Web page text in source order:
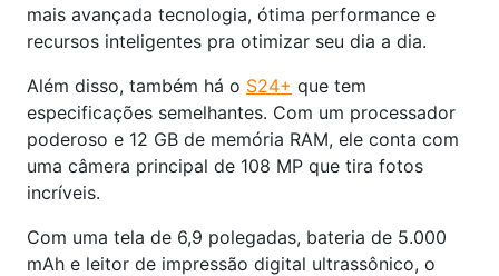
mais avançada tecnologia, ótima performance e
recursos inteligentes pra otimizar seu dia a dia.
Além disso, também há o S24+ que tem
especificações semelhantes. Com um processador
poderoso e 12 GB de memória RAM, ele conta com
uma câmera principal de 108 MP que tira fotos
incríveis.
Com uma tela de 6,9 polegadas, bateria de 5.000
mAh e leitor de impressão digital ultrassônico, o